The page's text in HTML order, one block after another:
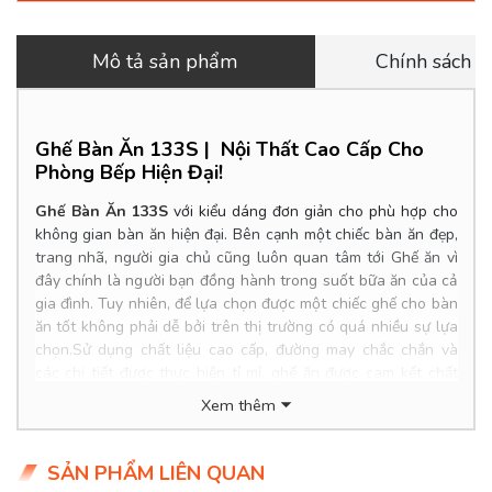
Mô tả sản phẩm Chính sách
Ghế Bàn Ăn 133S | Nội Thất Cao Cấp Cho
Phòng Bếp Hiện Đại!
Ghế Bàn Ăn 133S với kiểu dáng đơn giản cho phù hợp cho
không gian bàn ăn hiện đại. Bên cạnh một chiếc bàn ăn đẹp,
trang nhã, người gia chủ cũng luôn quan tâm tới Ghế ăn vì
đây chính là người bạn đồng hành trong suốt bữa ăn của cả
gia đình. Tuy nhiên, để lựa chọn được một chiếc ghế cho bàn
ăn tốt không phải dễ bởi trên thị trường có quá nhiều sự lựa
chọn.Sử dụng chất liệu cao cấp, đường may chắc chắn và
lượng chuẩn mực cao cấp và mang đến sự nổi bật cho không
đình với kiểu dáng đa dạng phong cách và chất lượng.
Xem thêm
SẢN PHẨM LIÊN QUAN